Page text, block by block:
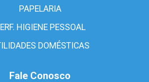
PAPELARIA
HIGIENE PESSOAL
DOMÉSTICAS
Fale Conosco